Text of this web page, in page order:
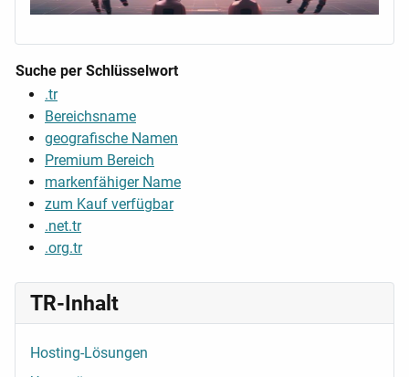
Suche per Schlüsselwort
.tr
Bereichsname
geografische Namen
Premium Bereich
markenfähiger Name
zum Kauf verfügbar
.net.tr
.org.tr
TR-Inhalt
Hosting-Lösungen